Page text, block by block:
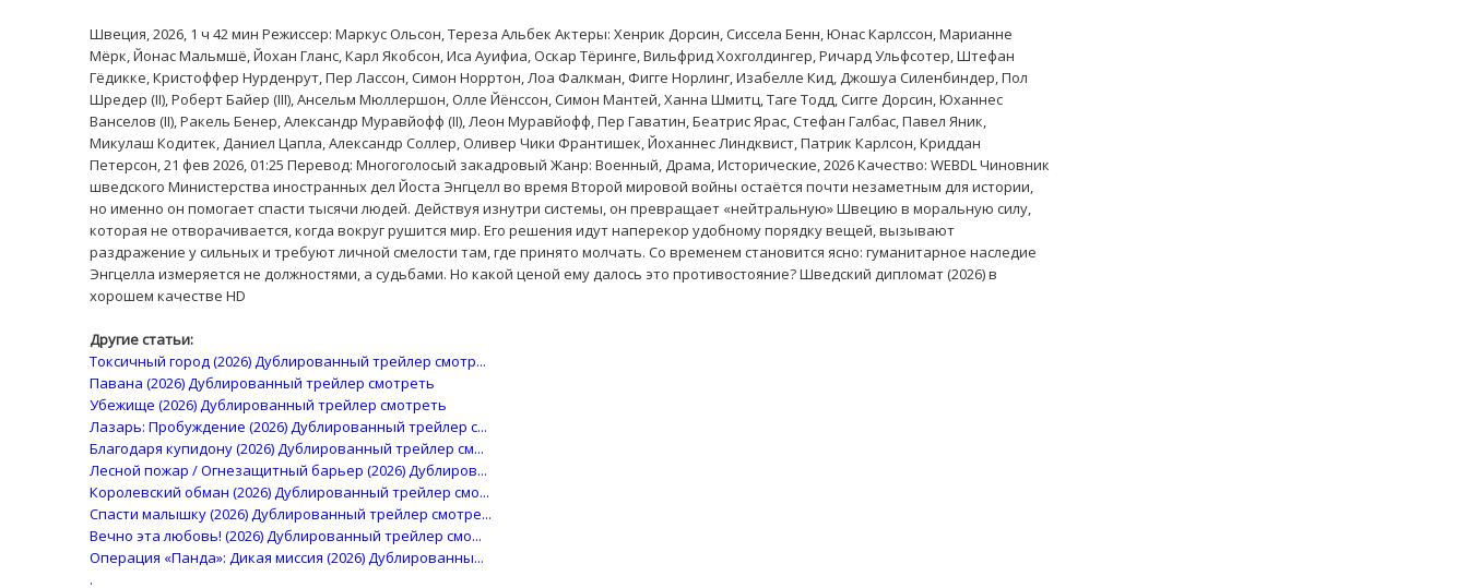
Швеция, 2026, 1 ч 42 мин Режиссер: Маркус Ольсон, Тереза Альбек Актеры: Хенрик Дорсин, Сиссела Бенн, Юнас Карлссон, Марианне
Мёрк, Йонас Мальмшё, Йохан Гланс, Карл Якобсон, Иса Ауифиа, Оскар Тёринге, Вильфрид Хохголдингер, Ричард Ульфсотер, Штефан
Гёдикке, Кристоффер Нурденрут, Пер Лассон, Симон Норртон, Лоа Фалкман, Фигге Норлинг, Изабелле Кид, Джошуа Силенбиндер, Пол
Шредер (II), Роберт Байер (III), Ансельм Мюллершон, Олле Йёнссон, Симон Мантей, Ханна Шмитц, Таге Тодд, Сигге Дорсин, Юханнес
Ванселов (II), Ракель Бенер, Александр Муравйофф (II), Леон Муравйофф, Пер Гаватин, Беатрис Ярас, Стефан Галбаc, Павел Яник,
Микулаш Кодитек, Даниел Цапла, Александр Cоллер, Оливер Чики Франтишек, Йоханнес Линдквист, Патрик Карлсон, Криддан
Петерсон, 21 фев 2026, 01:25 Перевод: Многоголосый закадровый Жанр: Военный, Драма, Исторические, 2026 Качество: WEBDL Чиновник
шведского Министерства иностранных дел Йоста Энгцелл во время Второй мировой войны остаётся почти незаметным для истории,
но именно он помогает спасти тысячи людей. Действуя изнутри системы, он превращает «нейтральную» Швецию в моральную силу,
которая не отворачивается, когда вокруг рушится мир. Его решения идут наперекор удобному порядку вещей, вызывают
раздражение у сильных и требуют личной смелости там, где принято молчать. Со временем становится ясно: гуманитарное наследие
Энгцелла измеряется не должностями, а судьбами. Но какой ценой ему далось это противостояние? Шведский дипломат (2026) в
хорошем качестве HD
Другие статьи:
Токсичный город (2026) Дублированный трейлер смотр...
Павана (2026) Дублированный трейлер смотреть
Убежище (2026) Дублированный трейлер смотреть
Лазарь: Пробуждение (2026) Дублированный трейлер с...
Благодаря купидону (2026) Дублированный трейлер см...
Лесной пожар / Огнезащитный барьер (2026) Дублиров...
Королевский обман (2026) Дублированный трейлер смо...
Спасти малышку (2026) Дублированный трейлер смотре...
Вечно эта любовь! (2026) Дублированный трейлер смо...
Операция «Панда»: Дикая миссия (2026) Дублированны...
.